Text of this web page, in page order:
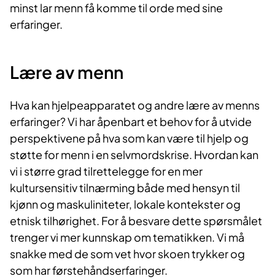
minst lar menn få komme til orde med sine
erfaringer.
Lære av menn
Hva kan hjelpeapparatet og andre lære av menns
erfaringer? Vi har åpenbart et behov for å utvide
perspektivene på hva som kan være til hjelp og
støtte for menn i en selvmordskrise. Hvordan kan
vi i større grad tilrettelegge for en mer
kultursensitiv tilnærming både med hensyn til
kjønn og maskuliniteter, lokale kontekster og
etnisk tilhørighet. For å besvare dette spørsmålet
trenger vi mer kunnskap om tematikken. Vi må
snakke med de som vet hvor skoen trykker og
som har førstehåndserfaringer.